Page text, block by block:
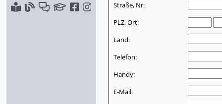
Straße, Nr:
PLZ, Ort:
Land:
Telefon:
Handy:
E-Mail: